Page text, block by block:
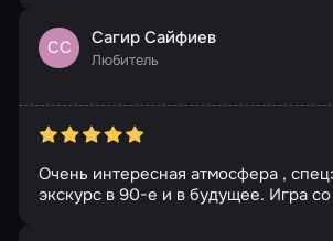
СС Сагир Сайфиев
Любитель
Очень интересная атмосфера ,
экскурс в 90-е и в будущее. Игра